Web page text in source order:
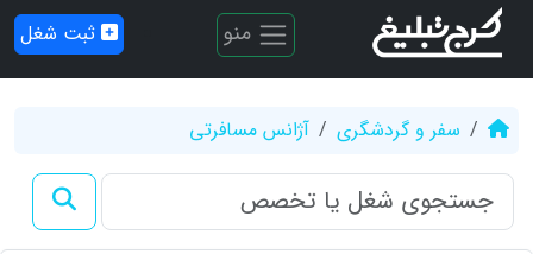
منو ثبت شغل
سفر و گردشگری آژانس مسافرتی